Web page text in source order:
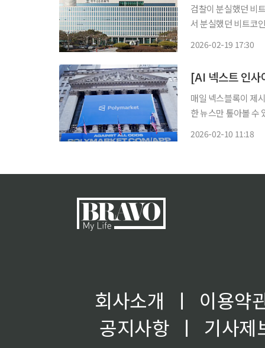
검찰이 분실했던 비트코인 400
서 분실했던 비트코인
2026-02-19 17:30
매일 넥스블록이 제
한 뉴스만 톺아볼 수
2026-02-10 11:18
회사소개 ㅣ
이용약
공지사항
ㅣ
기사제